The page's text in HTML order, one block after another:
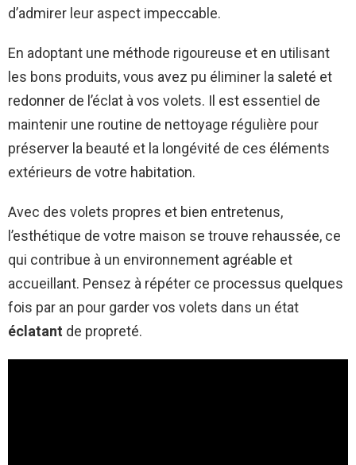
d’admirer leur aspect impeccable.
En adoptant une méthode rigoureuse et en utilisant
les bons produits, vous avez pu éliminer la saleté et
redonner de l’éclat à vos volets. Il est essentiel de
maintenir une routine de nettoyage régulière pour
préserver la beauté et la longévité de ces éléments
extérieurs de votre habitation.
Avec des volets propres et bien entretenus,
l’esthétique de votre maison se trouve rehaussée, ce
qui contribue à un environnement agréable et
accueillant. Pensez à répéter ce processus quelques
fois par an pour garder vos volets dans un état
éclatant de propreté.